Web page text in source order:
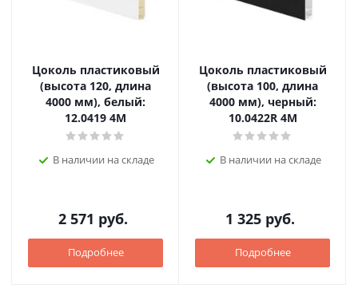
Цоколь пластиковый
(высота 120, длина
4000 мм), белый:
12.0419 4M
В наличии на складе
2 571 руб.
Подробнее
Цоколь пластиковый
(высота 100, длина
4000 мм), черный:
10.0422R 4M
В наличии на складе
1 325руб.
Подробнее